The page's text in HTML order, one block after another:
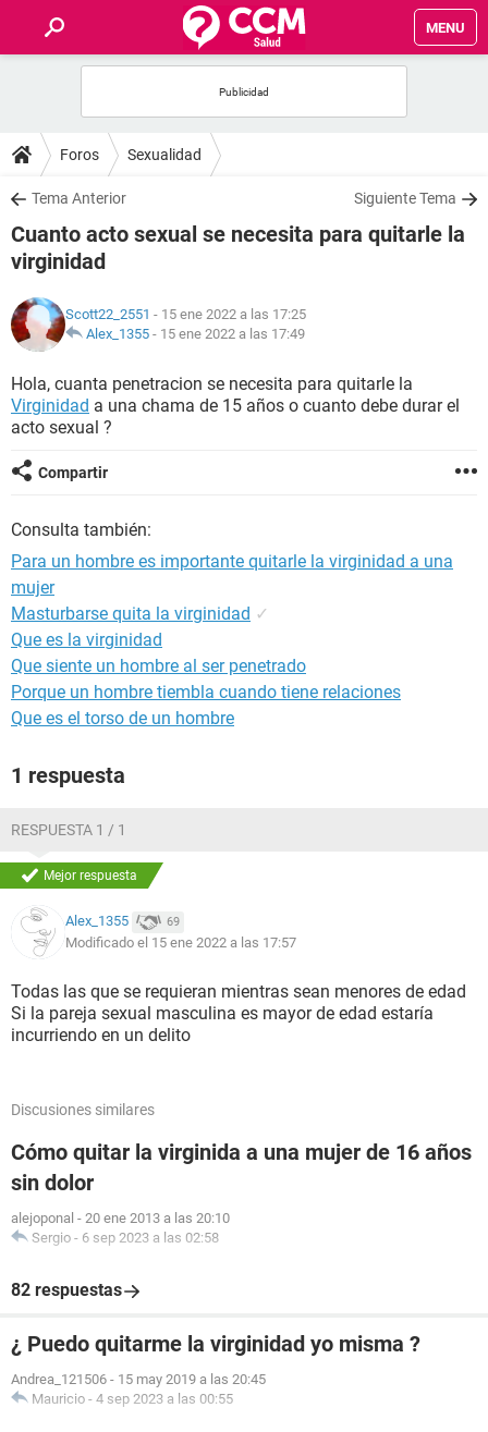
MENU
FOROS
SALUD
FAMILIA
NUTRICIÓN
SEXUALIDAD
GLOSARIO
Foros Sexualidad
Tema Anterior Siguiente Tema
Cuanto acto sexual se necesita para quitarle la
virginidad
Scott22_2551 - 15 ene 2022 a las 17:25
Alex_1355 - 15 ene 2022 a las 17:49
Hola, cuanta penetracion se necesita para quitarle la
Virginidad a una chama de 15 años o cuanto debe durar el
acto sexual ?
Compartir
Consulta también:
Para un hombre es importante quitarle la virginidad a una
mujer
Masturbarse quita la virginidad ✓
Que es la virginidad
Que siente un hombre al ser penetrado
Porque un hombre tiembla cuando tiene relaciones
Que es el torso de un hombre
1 respuesta
RESPUESTA 1 / 1
Mejor respuesta
Alex_1355 69
Modificado el 15 ene 2022 a las 17:57
Todas las que se requieran mientras sean menores de edad
Si la pareja sexual masculina es mayor de edad estaría
incurriendo en un delito
Discusiones similares
Cómo quitar la virginida a una mujer de 16 años
sin dolor
alejoponal - 20 ene 2013 a las 20:10
Sergio - 6 sep 2023 a las 02:58
82 respuestas
¿ Puedo quitarme la virginidad yo misma ?
Andrea_121506 - 15 may 2019 a las 20:45
Mauricio - 4 sep 2023 a las 00:55